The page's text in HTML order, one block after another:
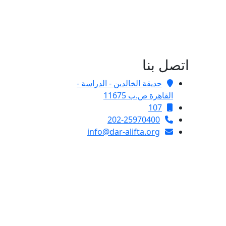
اتصل بنا
حديقة الخالدين - الدراسة -
القاهرة ص.ب 11675
107
202-25970400
info@dar-alifta.org